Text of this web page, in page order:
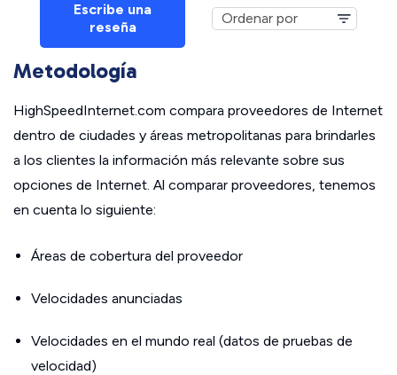
Escribe una
reseña
Metodología
HighSpeedInternet.com compara proveedores de Internet
dentro de ciudades y áreas metropolitanas para brindarles
a los clientes la información más relevante sobre sus
opciones de Internet. Al comparar proveedores, tenemos
en cuenta lo siguiente:
Áreas de cobertura del proveedor
Velocidades anunciadas
Velocidades en el mundo real (datos de pruebas de
velocidad)